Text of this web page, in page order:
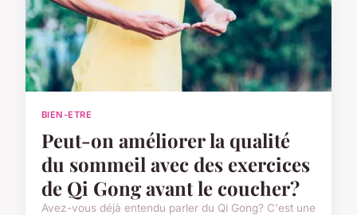
BIEN-ETRE
Peut-on améliorer la qualité
du sommeil avec des exercices
de Qi Gong avant le coucher?
Avez-vous déjà entendu parler du Qi Gong? C'est une